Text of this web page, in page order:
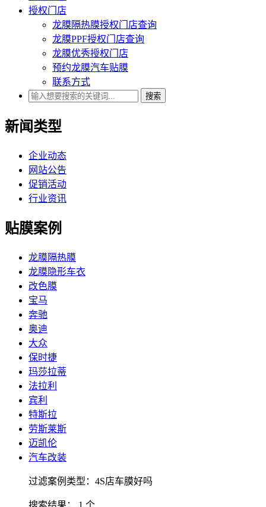
授权门店
龙膜隔热膜授权门店查询
龙膜PPF授权门店查询
龙膜优秀授权门店
预约龙膜汽车贴膜
联系方式
搜索
新闻类型
企业动态
网站公告
促销活动
行业资讯
贴膜案例
龙膜隔热膜
龙膜隐形车衣
改色膜
宝马
奔驰
奥迪
大众
保时捷
玛莎拉蒂
法拉利
宾利
特斯拉
劳斯莱斯
迈凯伦
汽车改装
过滤案例类型：4S店车膜好吗
搜索结果： 1 个